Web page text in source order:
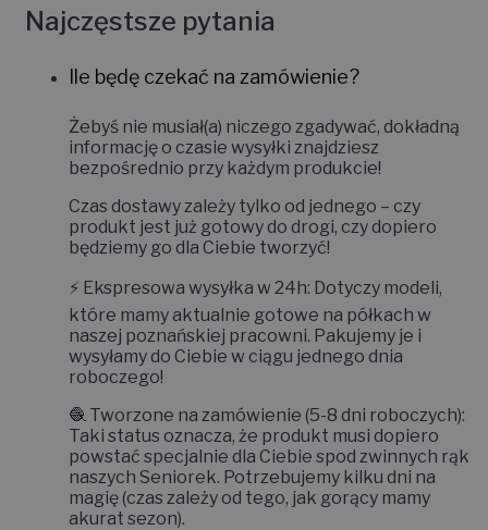
Najczęstsze pytania
Ile będę czekać na zamówienie?
Żebyś nie musiał(a) niczego zgadywać, dokładną
informację o czasie wysyłki znajdziesz
bezpośrednio przy każdym produkcie!
Czas dostawy zależy tylko od jednego – czy
produkt jest już gotowy do drogi, czy dopiero
będziemy go dla Ciebie tworzyć!
⚡ Ekspresowa wysyłka w 24h: Dotyczy modeli,
które mamy aktualnie gotowe na półkach w
naszej poznańskiej pracowni. Pakujemy je i
wysyłamy do Ciebie w ciągu jednego dnia
roboczego!
🧶 Tworzone na zamówienie (5-8 dni roboczych):
Taki status oznacza, że produkt musi dopiero
powstać specjalnie dla Ciebie spod zwinnych rąk
naszych Seniorek. Potrzebujemy kilku dni na
magię (czas zależy od tego, jak gorący mamy
akurat sezon).